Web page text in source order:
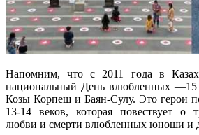
Напомним, что с 2011 года в
национальный День влюбленных —15
Козы Корпеш и Баян-Сулу. Это герои
13-14 веков, которая повествует о
любви и смерти влюбленных юноши и